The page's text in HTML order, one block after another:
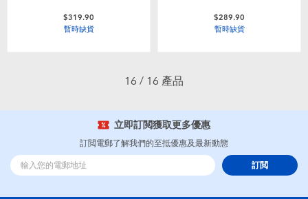
$319.90
暫時缺貨
$289.90
暫時缺貨
16 / 16 產品
立即訂閲獲取更多優惠
訂閲電郵了解我們的至抵優惠及最新動態
訂閲